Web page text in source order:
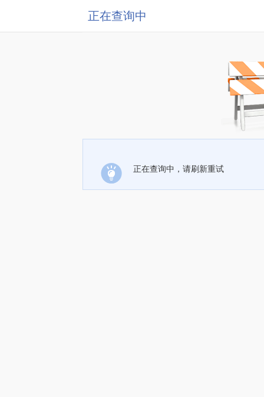
正在查询中
正在查询中，请刷新重试